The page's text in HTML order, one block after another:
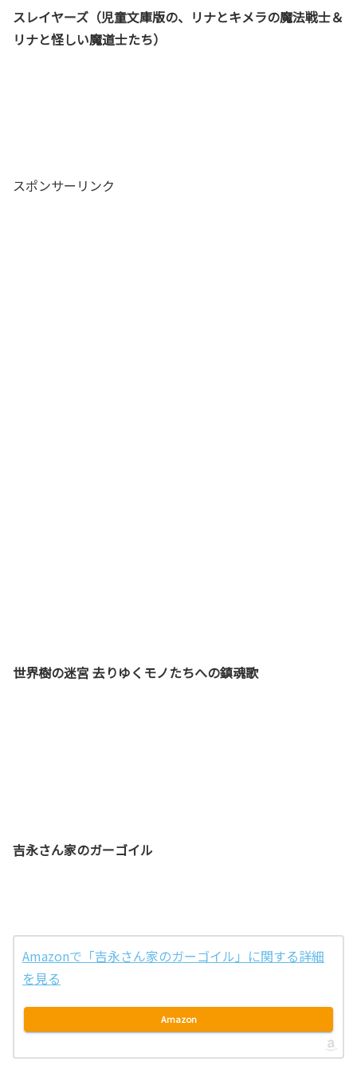
スレイヤーズ（児童文庫版の、リナとキメラの魔法戦士＆
リナと怪しい魔道士たち）
スポンサーリンク
世界樹の迷宮 去りゆくモノたちへの鎮魂歌
吉永さん家のガーゴイル
Amazonで「吉永さん家のガーゴイル」に関する詳細
を見る
Amazon